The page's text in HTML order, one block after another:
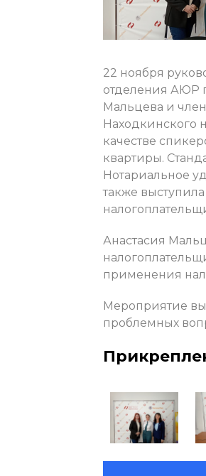
22 ноября
отделения АЮР
Мальцева и
Находкинского
качестве
квартиры.
Нотариальное
также
Анастасия
применения
Мероприятие
проблемных